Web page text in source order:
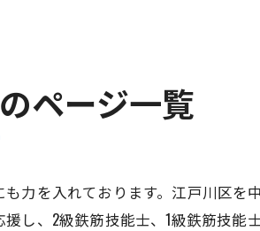
ページ一覧
力を入れております。江戸川区を
し、2級鉄筋技能士、1級鉄筋技能